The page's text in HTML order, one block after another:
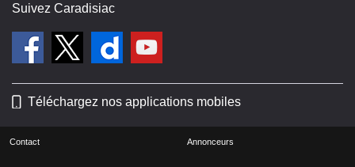
Suivez Caradisiac
Téléchargez nos applications mobiles
Contact Annonceurs